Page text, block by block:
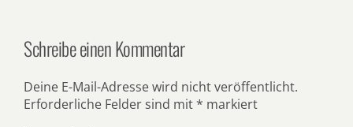
Schreibe einen Kommentar
Deine E-Mail-Adresse wird nicht veröffentlicht.
Erforderliche Felder sind mit * markiert